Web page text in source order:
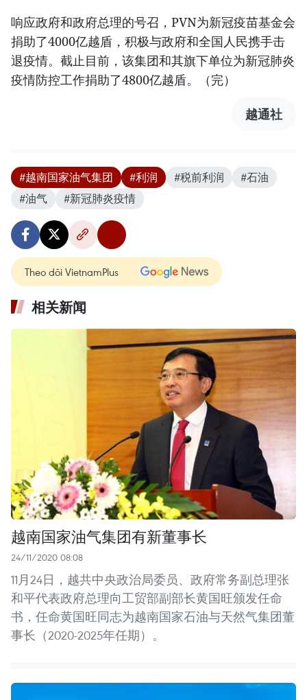
响应政府和政府总理的号召，PVN为新冠疫苗基金会
捐助了4000亿越盾，积极与政府和全国人民携手击
退疫情。截止目前，该集团和其旗下单位为新冠肺炎
疫情防控工作捐助了4800亿越盾。（完）
越通社
#越南国家油气集团 #利润 #税前利润
#石油
#油气
#新冠肺炎疫情
Theo dõi VietnamPlus
相关新闻
越南国家油气集团有新董事长
24/11/2020 08:08
11月24日，越共中央政治局委员、政府常务副总理张
和平代表政府总理向工贸部副部长黄国旺颁发任命
书，任命黄国旺同志为越南国家石油与天然气集团董
事长（2020-2025年任期）。